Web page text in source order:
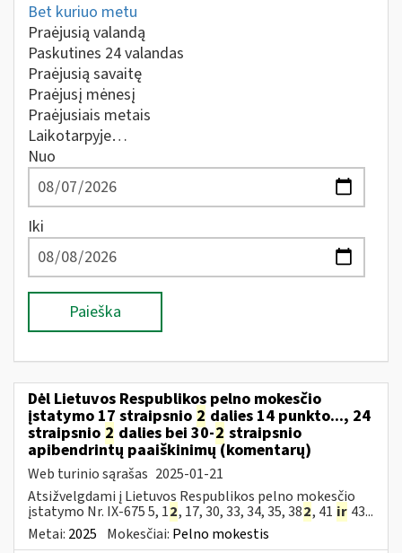
Bet kuriuo metu
Praėjusią valandą
Paskutines 24 valandas
Praėjusią savaitę
Praėjusį mėnesį
Praėjusiais metais
Laikotarpyje…
Nuo
Iki
Paieška
Dėl Lietuvos Respublikos pelno mokesčio
įstatymo 17 straipsnio 2 dalies 14 punkto..., 24
straipsnio 2 dalies bei 30-2 straipsnio
apibendrintų paaiškinimų (komentarų)
Web turinio sąrašas 2025-01-21
Atsižvelgdami į Lietuvos Respublikos pelno mokesčio
įstatymo Nr. IX-675 5, 12, 17, 30, 33, 34, 35, 382, 41 ir 43...
Metai: 2025 Mokesčiai: Pelno mokestis